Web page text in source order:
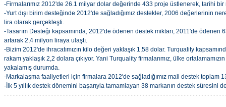
-Firmalarımız 2012'de 26.1 milyar dolar değerinde 433 proje üstlenerek, tarihi bir
-Yurt dışı birim desteğinde 2012'de sağladığımız destekler, 2006 değerlerinin
lira olarak gerçekleşti.
-Tasarım Desteği kapsamında, 2012'de ödenen destek miktarı, 2011'de ödenen
artarak 2,4 milyon liraya ulaştı.
-Bizim 2012'de ihracatımızın kilo değeri yaklaşık 1,58 dolar. Turquality
rakam yaklaşık 2,2 dolara çıkıyor. Yani Turquality firmalarımız, ülke
yakalamış durumda.
-Markalaşma faaliyetleri için firmalara 2012'de sağladığımız mali destek toplam
-İlk 5 yıllık destek dönemini başarıyla tamamlayan 38 markanın destek süresini